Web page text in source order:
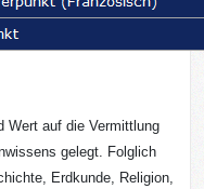
Wert auf die Vermittlung
gelegt. Folglich
Erdkunde, Religion,